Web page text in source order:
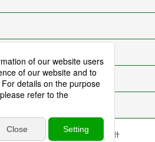
サイトマップ アクセシビリティ対応方針